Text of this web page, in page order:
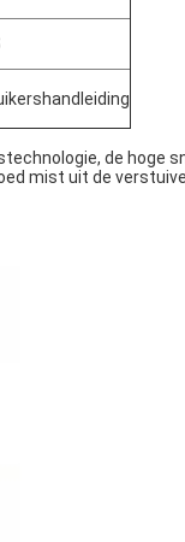
de hoge
mist uit de